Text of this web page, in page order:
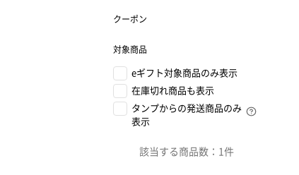
クーポン
対象商品
eギフト対象商品のみ表示
在庫切れ商品も表示
タンプからの発送商品のみ
表示
該当する商品数： 1件